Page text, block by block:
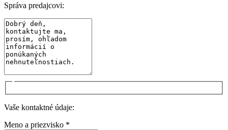
Správa predajcovi:
Vaše kontaktné údaje:
Meno a priezvisko *